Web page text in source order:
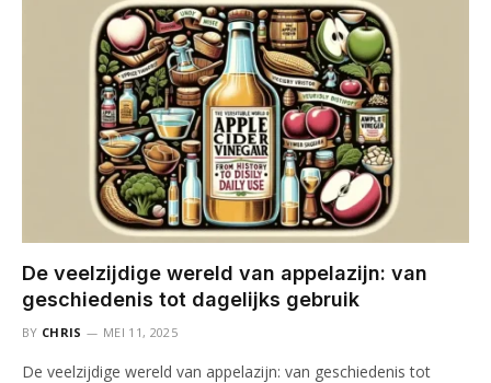
De veelzijdige wereld van appelazijn: van
geschiedenis tot dagelijks gebruik
BY CHRIS MEI 11, 2025
De veelzijdige wereld van appelazijn: van geschiedenis tot